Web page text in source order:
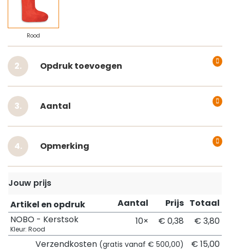
Rood
Opdruk toevoegen
Aantal
Opmerking
Jouw prijs
Artikel en opdruk
Aantal Prijs Totaal
NOBO - Kerstsok
Kleur: Rood
10× € 0,38
€ 3,80
Verzendkosten (gratis vanaf € 500,00) € 15,00